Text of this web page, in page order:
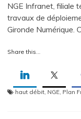
NGE Infranet, filiale
travaux de
Gironde Numérique.
Share this...
haut débit NGE Plan